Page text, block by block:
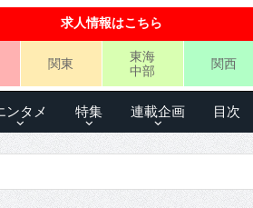
求人情報はこちら
関東
東海
中部
関西
ンタメ 特集 連載企画 目次